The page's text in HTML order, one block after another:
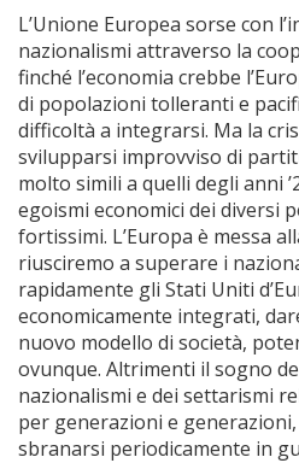
L’Unione Europea sorse con
nazionalismi attraverso la
finché l’economia crebbe
di popolazioni tolleranti e
difficoltà a integrarsi. Ma la
svilupparsi improvviso di
molto simili a quelli degli anni
egoismi economici dei diversi
fortissimi. L’Europa è messa
riusciremo a superare i
rapidamente gli Stati Uniti
economicamente integrati,
nuovo modello di società,
ovunque. Altrimenti il sogno
nazionalismi e dei settarismi
per generazioni e
sbranarsi periodicamente in